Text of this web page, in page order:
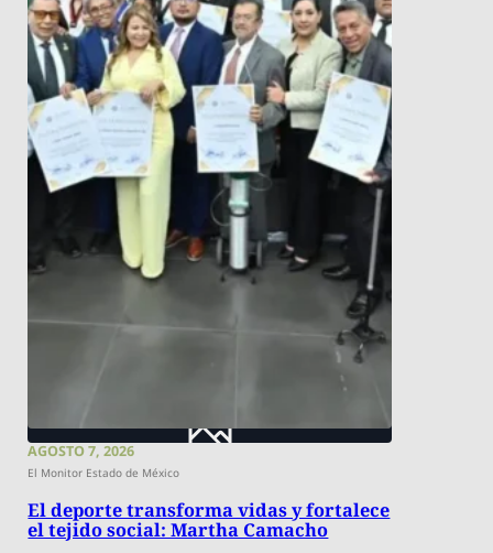
AGOSTO 7, 2026
El Monitor Estado de México
El deporte transforma vidas y fortalece
el tejido social: Martha Camacho